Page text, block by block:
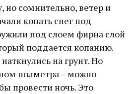
но сомнительно, ветер и
копать снег под
под слоем фирна слой
поддается копанию.
на грунт. Но
полметра – можно
провести ночь. Это